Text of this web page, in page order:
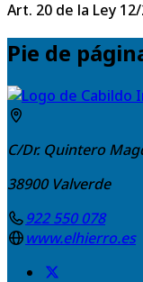
Art. 20 de la Ley
Pie de
C/Dr. Quintero
38900 Valverde
922 550 078
www.elhierro.es